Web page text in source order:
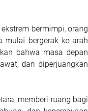
bermimpi, orang
mulai bergerak ke arah
bahwa masa depan
dan diperjuangkan
memberi ruang bagi